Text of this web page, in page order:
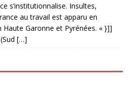
s’institutionnalise. Insultes,
au travail est apparu en
Haute Garonne et Pyrénées. « }]]
[…]